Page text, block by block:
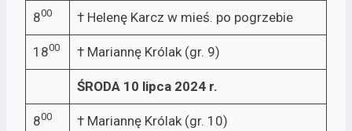
800 † Helenę Karcz w mieś. po pogrzebie
1800 † Mariannę Królak (gr. 9)
ŚRODA 10 lipca 2024 r.
800 † Mariannę Królak (gr. 10)